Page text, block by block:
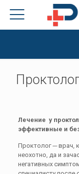
Лечение у
эффективные и
Проктолог─ врач,
неохотно, да и
негативных